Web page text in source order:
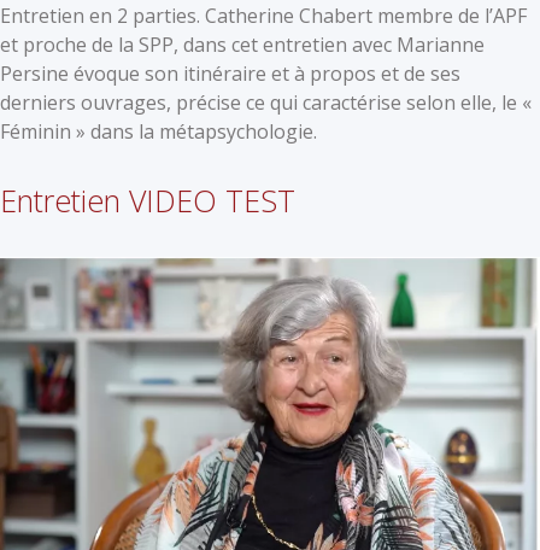
Entretien en 2 parties. Catherine Chabert membre de l’APF
et proche de la SPP, dans cet entretien avec Marianne
Persine évoque son itinéraire et à propos et de ses
derniers ouvrages, précise ce qui caractérise selon elle, le «
Féminin » dans la métapsychologie.
Entretien VIDEO TEST